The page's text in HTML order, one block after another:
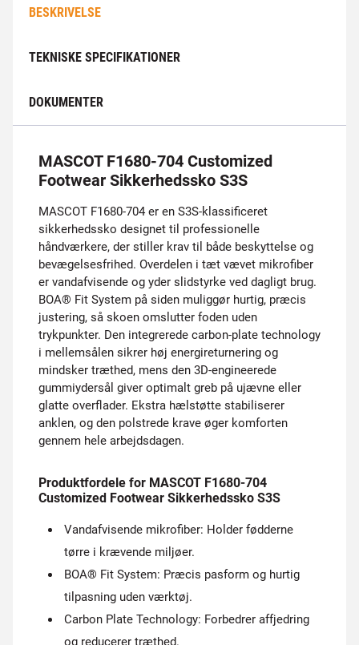
BESKRIVELSE
TEKNISKE SPECIFIKATIONER
DOKUMENTER
MASCOT F1680-704 Customized
Footwear Sikkerhedssko S3S
MASCOT F1680-704 er en S3S-klassificeret
sikkerhedssko designet til professionelle
håndværkere, der stiller krav til både beskyttelse og
bevægelsesfrihed. Overdelen i tæt vævet mikrofiber
er vandafvisende og yder slidstyrke ved dagligt brug.
BOA® Fit System på siden muliggør hurtig, præcis
justering, så skoen omslutter foden uden
trykpunkter. Den integrerede carbon-plate technology
i mellemsålen sikrer høj energireturnering og
mindsker træthed, mens den 3D-engineerede
gummiydersål giver optimalt greb på ujævne eller
glatte overflader. Ekstra hælstøtte stabiliserer
anklen, og den polstrede krave øger komforten
gennem hele arbejdsdagen.
Produktfordele for MASCOT F1680-704
Customized Footwear Sikkerhedssko S3S
Vandafvisende mikrofiber: Holder fødderne
tørre i krævende miljøer.
BOA® Fit System: Præcis pasform og hurtig
tilpasning uden værktøj.
Carbon Plate Technology: Forbedrer affjedring
og reducerer træthed.